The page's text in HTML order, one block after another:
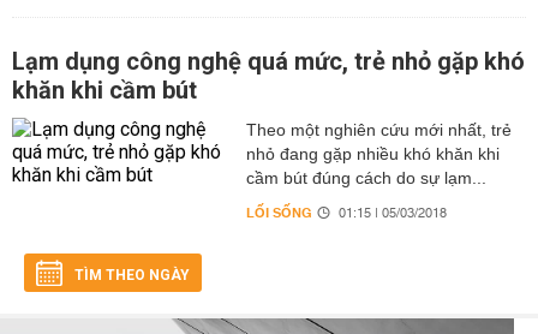
Lạm dụng công nghệ quá mức, trẻ nhỏ gặp khó
khăn khi cầm bút
Theo một nghiên cứu mới nhất, trẻ
nhỏ đang gặp nhiều khó khăn khi
cầm bút đúng cách do sự lạm...
LỐI SỐNG 01:15 | 05/03/2018
TÌM THEO NGÀY